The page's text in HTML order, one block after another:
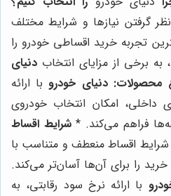
گرفتن نیازها و شرایط مختلف
تجربه خرید اقساطی خودرو را
به برخی از مزایای انتخاب دنیای
محصولات: دنیای خودروبا ارائه
داخلی، امکان انتخاب خودروی
فراهم می‌کند. *شرایط اقساط
شرایط اقساط منعطف و متناسب با
را برای آن‌ها آسان‌تر می‌کند.
با ارائه نرخ سود رقابتی، به